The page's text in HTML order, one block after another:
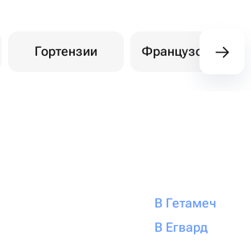
Гортензии Французские розы
В Гетамеч
В Егвард